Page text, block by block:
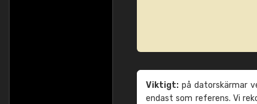
Viktigt: på datorskärmar
endast som referens. Vi